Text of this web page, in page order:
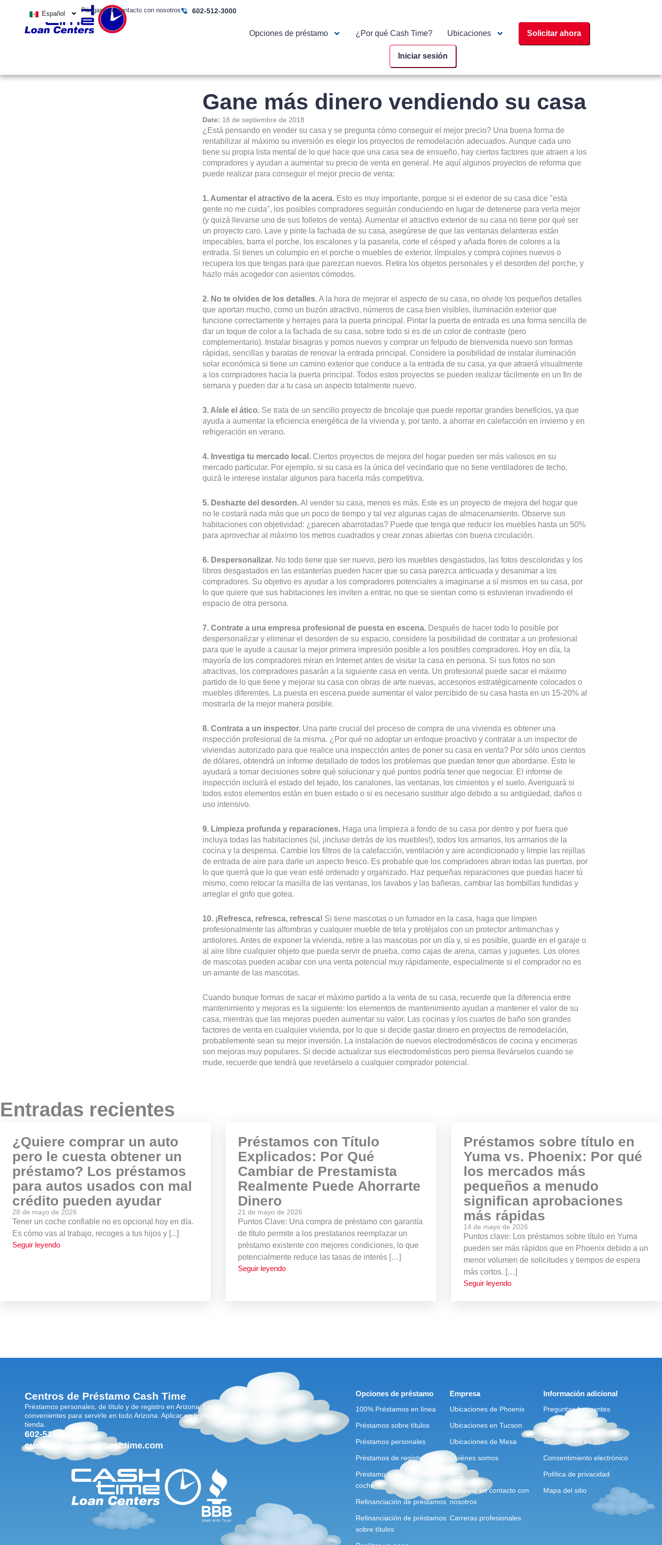
contenido
Español Póngase en contacto con nosotros 602-512-3000
Opciones de préstamo ¿Por qué Cash Time? Ubicaciones Solicitar ahora
Iniciar sesión
Gane más dinero vendiendo su casa
Date: 18 de septiembre de 2018
¿Está pensando en vender su casa y se pregunta cómo conseguir el mejor precio? Una buena forma de
rentabilizar al máximo su inversión es elegir los proyectos de remodelación adecuados. Aunque cada uno
tiene su propia lista mental de lo que hace que una casa sea de ensueño, hay ciertos factores que atraen a los
compradores y ayudan a aumentar su precio de venta en general. He aquí algunos proyectos de reforma que
puede realizar para conseguir el mejor precio de venta:
1. Aumentar el atractivo de la acera. Esto es muy importante, porque si el exterior de su casa dice "esta
gente no me cuida", los posibles compradores seguirán conduciendo en lugar de detenerse para verla mejor
(y quizá llevarse uno de sus folletos de venta). Aumentar el atractivo exterior de su casa no tiene por qué ser
un proyecto caro. Lave y pinte la fachada de su casa, asegúrese de que las ventanas delanteras están
impecables, barra el porche, los escalones y la pasarela, corte el césped y añada flores de colores a la
entrada. Si tienes un columpio en el porche o muebles de exterior, límpialos y compra cojines nuevos o
recupera los que tengas para que parezcan nuevos. Retira los objetos personales y el desorden del porche, y
hazlo más acogedor con asientos cómodos.
2. No te olvides de los detalles.A la hora de mejorar el aspecto de su casa, no olvide los pequeños detalles
que aportan mucho, como un buzón atractivo, números de casa bien visibles, iluminación exterior que
funcione correctamente y herrajes para la puerta principal. Pintar la puerta de entrada es una forma sencilla de
dar un toque de color a la fachada de su casa, sobre todo si es de un color de contraste (pero
complementario). Instalar bisagras y pomos nuevos y comprar un felpudo de bienvenida nuevo son formas
rápidas, sencillas y baratas de renovar la entrada principal. Considere la posibilidad de instalar iluminación
solar económica si tiene un camino exterior que conduce a la entrada de su casa, ya que atraerá visualmente
a los compradores hacia la puerta principal. Todos estos proyectos se pueden realizar fácilmente en un fin de
semana y pueden dar a tu casa un aspecto totalmente nuevo.
3. Aísle el ático. Se trata de un sencillo proyecto de bricolaje que puede reportar grandes beneficios, ya que
ayuda a aumentar la eficiencia energética de la vivienda y, por tanto, a ahorrar en calefacción en invierno y en
refrigeración en verano.
4. Investiga tu mercado local. Ciertos proyectos de mejora del hogar pueden ser más valiosos en su
mercado particular. Por ejemplo, si su casa es la única del vecindario que no tiene ventiladores de techo,
quizá le interese instalar algunos para hacerla más competitiva.
5. Deshazte del desorden.Al vender su casa, menos es más. Este es un proyecto de mejora del hogar que
no le costará nada más que un poco de tiempo y tal vez algunas cajas de almacenamiento. Observe sus
habitaciones con objetividad: ¿parecen abarrotadas? Puede que tenga que reducir los muebles hasta un 50%
para aprovechar al máximo los metros cuadrados y crear zonas abiertas con buena circulación.
6. Despersonalizar. No todo tiene que ser nuevo, pero los muebles desgastados, las fotos descoloridas y los
libros desgastados en las estanterías pueden hacer que su casa parezca anticuada y desanimar a los
compradores. Su objetivo es ayudar a los compradores potenciales a imaginarse a sí mismos en su casa, por
lo que quiere que sus habitaciones les inviten a entrar, no que se sientan como si estuvieran invadiendo el
espacio de otra persona.
7. Contrate a una empresa profesional de puesta en escena. Después de hacer todo lo posible por
despersonalizar y eliminar el desorden de su espacio, considere la posibilidad de contratar a un profesional
para que le ayude a causar la mejor primera impresión posible a los posibles compradores. Hoy en día, la
mayoría de los compradores miran en Internet antes de visitar la casa en persona. Si sus fotos no son
atractivas, los compradores pasarán a la siguiente casa en venta. Un profesional puede sacar el máximo
partido de lo que tiene y mejorar su casa con obras de arte nuevas, accesorios estratégicamente colocados o
muebles diferentes. La puesta en escena puede aumentar el valor percibido de su casa hasta en un 15-20% al
mostrarla de la mejor manera posible.
8. Contrata a un inspector. Una parte crucial del proceso de compra de una vivienda es obtener una
inspección profesional de la misma. ¿Por qué no adoptar un enfoque proactivo y contratar a un inspector de
viviendas autorizado para que realice una inspección antes de poner su casa en venta? Por sólo unos cientos
de dólares, obtendrá un informe detallado de todos los problemas que puedan tener que abordarse. Esto le
ayudará a tomar decisiones sobre qué solucionar y qué puntos podría tener que negociar. El informe de
inspección incluirá el estado del tejado, los canalones, las ventanas, los cimientos y el suelo. Averiguará si
todos estos elementos están en buen estado o si es necesario sustituir algo debido a su antigüedad, daños o
uso intensivo.
9. Limpieza profunda y reparaciones. Haga una limpieza a fondo de su casa por dentro y por fuera que
incluya todas las habitaciones (sí, ¡incluso detrás de los muebles!), todos los armarios, los armarios de la
cocina y la despensa. Cambie los filtros de la calefacción, ventilación y aire acondicionado y limpie las rejillas
de entrada de aire para darle un aspecto fresco. Es probable que los compradores abran todas las puertas, por
lo que querrá que lo que vean esté ordenado y organizado. Haz pequeñas reparaciones que puedas hacer tú
mismo, como retocar la masilla de las ventanas, los lavabos y las bañeras, cambiar las bombillas fundidas y
arreglar el grifo que gotea.
10. ¡Refresca, refresca, refresca! Si tiene mascotas o un fumador en la casa, haga que limpien
profesionalmente las alfombras y cualquier mueble de tela y protéjalos con un protector antimanchas y
antiolores. Antes de exponer la vivienda, retire a las mascotas por un día y, si es posible, guarde en el garaje o
al aire libre cualquier objeto que pueda servir de prueba, como cajas de arena, camas y juguetes. Los olores
de mascotas pueden acabar con una venta potencial muy rápidamente, especialmente si el comprador no es
un amante de las mascotas.
Cuando busque formas de sacar el máximo partido a la venta de su casa, recuerde que la diferencia entre
mantenimiento y mejoras es la siguiente: los elementos de mantenimiento ayudan a mantener el valor de su
casa, mientras que las mejoras pueden aumentar su valor. Las cocinas y los cuartos de baño son grandes
factores de venta en cualquier vivienda, por lo que si decide gastar dinero en proyectos de remodelación,
probablemente sean su mejor inversión. La instalación de nuevos electrodomésticos de cocina y encimeras
son mejoras muy populares. Si decide actualizar sus electrodomésticos pero piensa llevárselos cuando se
mude, recuerde que tendrá que revelárselo a cualquier comprador potencial.
Entradas recientes
¿Quiere comprar un auto
pero le cuesta obtener un
préstamo? Los préstamos
para autos usados con mal
crédito pueden ayudar
28 de mayo de 2026
Tener un coche confiable no es opcional hoy en día.
Es cómo vas al trabajo, recoges a tus hijos y [...]
Seguir leyendo
Préstamos con Título
Explicados: Por Qué
Cambiar de Prestamista
Realmente Puede Ahorrarte
Dinero
21 de mayo de 2026
Puntos Clave: Una compra de préstamo con garantía
de título permite a los prestatarios reemplazar un
préstamo existente con mejores condiciones, lo que
potencialmente reduce las tasas de interés […]
Seguir leyendo
Préstamos sobre título en
Yuma vs. Phoenix: Por qué
los mercados más
pequeños a menudo
significan aprobaciones
más rápidas
14 de mayo de 2026
Puntos clave: Los préstamos sobre título en Yuma
pueden ser más rápidos que en Phoenix debido a un
menor volumen de solicitudes y tiempos de espera
más cortos. […]
Seguir leyendo
Centros de Préstamo Cash Time
Préstamos personales, de título y de registro en Arizona. Ubicaciones
convenientes para servirle en todo Arizona. Aplicar en línea, por teléfono o en la
tienda.
602-512-3000
customerservice@cashtime.com
Opciones de préstamo
100% Préstamos en línea
Préstamos sobre títulos
Préstamos personales
Préstamos de registro
Préstamo para comprar un
coche
Refinanciación de préstamos
Refinanciación de préstamos
sobre títulos
Empresa
Ubicaciones de Phoenix
Ubicaciones en Tucson
Ubicaciones de Mesa
Quiénes somos
Blog
Póngase en contacto con
nosotros
Carreras profesionales
Información adicional
Preguntas frecuentes
Confidencialidad
Condiciones de uso
Consentimiento electrónico
Política de privacidad
Mapa del sitio